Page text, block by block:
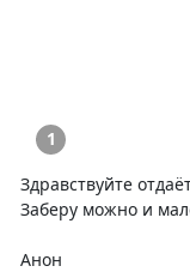
1
Здравствуйте
Заберу можно и
Анон